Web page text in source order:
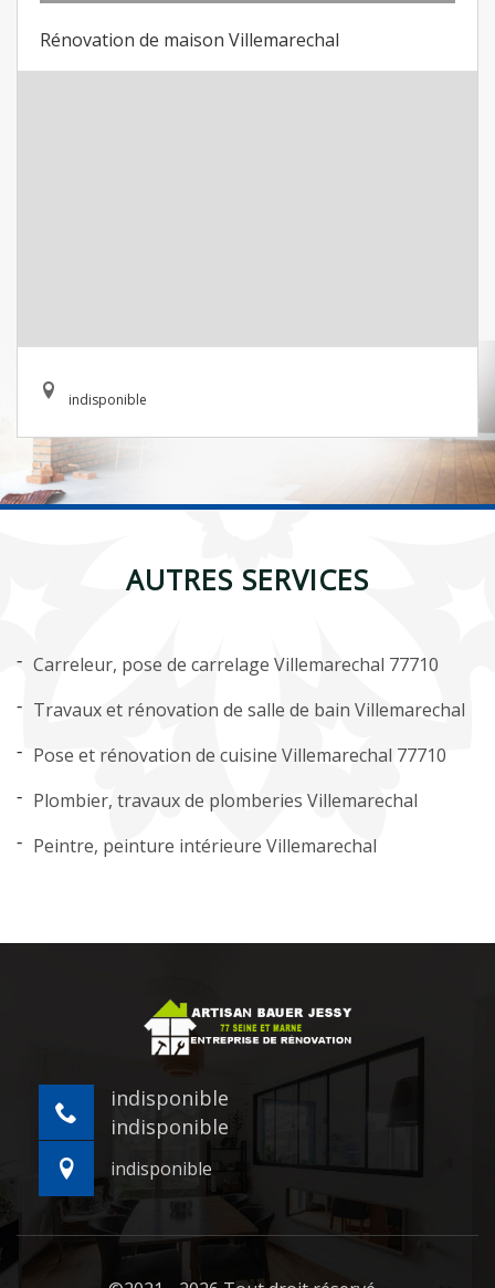
Rénovation de maison Villemarechal
indisponible
AUTRES SERVICES
Carreleur, pose de carrelage Villemarechal 77710
Travaux et rénovation de salle de bain Villemarechal
Pose et rénovation de cuisine Villemarechal 77710
Plombier, travaux de plomberies Villemarechal
Peintre, peinture intérieure Villemarechal
indisponible
indisponible
indisponible